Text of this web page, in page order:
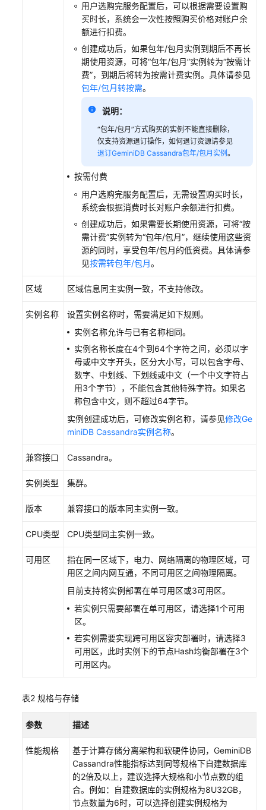
Cassandra
购
Cassandra
及
理
迁
变
用户选购完服务配置后，可以根据需要设置购
买时长，系统会一次性按照购买价格对账户余
额进行扣费。
创建成功后，如果包年/包月实例到期后不再长
期使用资源，可将“包年/包月”实例转为“按需计
费”，到期后将转为按需计费实例。具体请参见
包年/包月转按需。
说明：
“包年/包月”方式购买的实例不能直接删除，
仅支持资源退订操作，如何退订资源请参见
退订GeminiDB Cassandra包年/包月实例 。
按需付费
用户选购完服务配置后，无需设置购买时长，
系统会根据消费时长对账户余额进行扣费。
创建成功后，如果需要长期使用资源，可将“按
需计费”实例转为“包年/包月”，继续使用这些资
源的同时，享受包年/包月的低资费。具体请参
见按需转包年/包月。
区域 区域信息同主实例一致，不支持修改。
实例名称
设置实例名称时，需要满足如下规则。
实例名称允许与已有名称相同。
实例名称长度在4个到64个字符之间，必须以字
母或中文字开头，区分大小写，可以包含字母、
数字、中划线、下划线或中文（一个中文字符占
用3个字节），不能包含其他特殊字符。如果名
称包含中文，则不超过64字节。
实例创建成功后，可修改实例名称，请参见修改Ge
miniDB Cassandra实例名称。
兼容接口 Cassandra。
实例类型 集群。
版本 兼容接口的版本同主实例一致。
CPU类型 CPU类型同主实例一致。
可用区
指在同一区域下，电力、网络隔离的物理区域，可
用区之间内网互通，不同可用区之间物理隔离。
目前支持将实例部署在单可用区或3可用区。
若实例只需要部署在单可用区，请选择1个可用
区。
若实例需要实现跨可用区容灾部署时，请选择3
可用区，此时实例下的节点Hash均衡部署在3个
可用区内。
表2 规格与存储
参数 描述
性能规格 基于计算存储分离架构和软硬件协同， GeminiDB
Cassandra性能指标达到同等规格下自建数据库
的2倍及以上，建议选择大规格和小节点数的组
合。例如：自建数据库的实例规格为8U32GB，
节点数量为6时，可以选择创建实例规格为